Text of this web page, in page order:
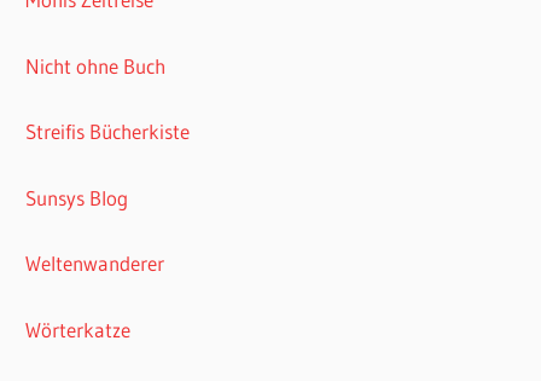
Nicht ohne Buch
Streifis Bücherkiste
Sunsys Blog
Weltenwanderer
Wörterkatze